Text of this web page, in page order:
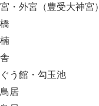
・外宮（豊受大神宮）
う館・勾玉池
居